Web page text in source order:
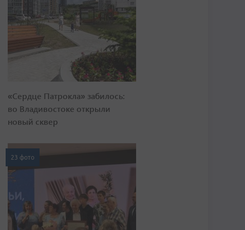
«Сердце Патрокла» забилось:
во Владивостоке открыли
новый сквер
23 фото